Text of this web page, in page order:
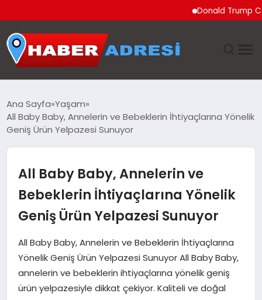
Donald Trump
GÜNDEM
TEKNOLOJI
EĞITIM
MAGAZIN
Ana Sayfa Yaşam
All Baby Baby, Annelerin ve Bebeklerin İhtiyaçlarına Yönelik
Geniş Ürün Yelpazesi Sunuyor
All Baby Baby, Annelerin ve
Bebeklerin İhtiyaçlarına Yönelik
Geniş Ürün Yelpazesi Sunuyor
All Baby Baby, Annelerin ve Bebeklerin İhtiyaçlarına
Yönelik Geniş Ürün Yelpazesi Sunuyor All Baby Baby,
annelerin ve bebeklerin ihtiyaçlarına yönelik geniş
ürün yelpazesiyle dikkat çekiyor. Kaliteli ve doğal